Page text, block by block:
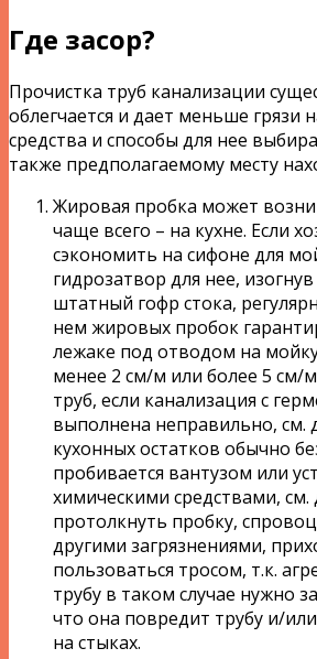
Где засор?
Прочистка труб канализации
облегчается и дает меньше грязи
средства и способы для нее
также предполагаемому месту
Жировая пробка может
чаще всего – на кухне. Если
сэкономить на сифоне для
гидрозатвор для нее,
штатный гофр стока,
нем жировых пробок
лежаке под отводом на
менее 2 см/м или более 5 см/
труб, если канализация с
выполнена неправильно, см.
кухонных остатков обычно
пробивается вантузом или
химическими средствами, см.
протолкнуть пробку,
другими загрязнениями,
пользоваться тросом, т.к.
трубу в таком случае нужно
что она повредит трубу и/
на стыках.